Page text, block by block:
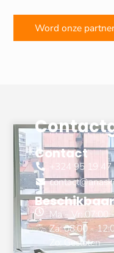
Word onze
Contact
+324 95 19 47
Ma - Vr: 07:00
Za: 08:00 -
Zo: Gesloten